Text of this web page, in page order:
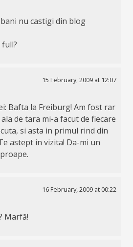
nu castigi din blog
15 February, 2009 at 12:07
Bafta la Freiburg! Am fost rar
de tara mi-a facut de fiecare
si asta in primul rind din
astept in vizita! Da-mi un
16 February, 2009 at 00:22
Marfă!